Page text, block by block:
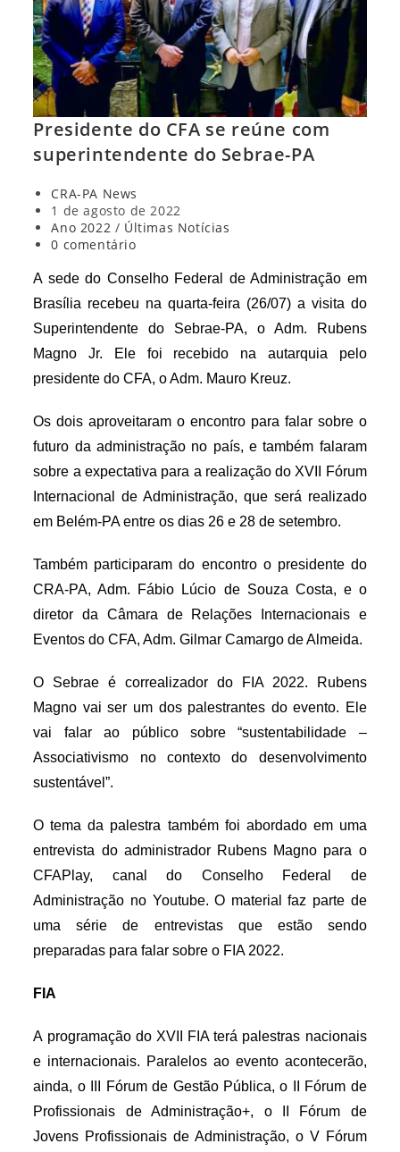
Presidente do CFA se reúne com
superintendente do Sebrae-PA
Autor
do
post:
CRA-PA News
Post
publicado:
1 de agosto de 2022
Categoria
do
Ano 2022 / Últimas Notícias
Comentários
post:
0 comentário
A sede do Conselho Federal de Administração em
Brasília recebeu na quarta-feira (26/07) a visita do
Superintendente do Sebrae-PA, o Adm. Rubens
Magno Jr. Ele foi recebido na autarquia pelo
presidente do CFA, o Adm. Mauro Kreuz.
Os dois aproveitaram o encontro para falar sobre o
futuro da administração no país, e também falaram
sobre a expectativa para a realização do XVII Fórum
Internacional de Administração, que será realizado
em Belém-PA entre os dias 26 e 28 de setembro.
Também participaram do encontro o presidente do
CRA-PA, Adm. Fábio Lúcio de Souza Costa, e o
diretor da Câmara de Relações Internacionais e
Eventos do CFA, Adm. Gilmar Camargo de Almeida.
O Sebrae é correalizador do FIA 2022. Rubens
Magno vai ser um dos palestrantes do evento. Ele
vai falar ao público sobre “sustentabilidade –
Associativismo no contexto do desenvolvimento
sustentável”.
O tema da palestra também foi abordado em uma
entrevista do administrador Rubens Magno para o
CFAPlay, canal do Conselho Federal de
Administração no Youtube. O material faz parte de
uma série de entrevistas que estão sendo
preparadas para falar sobre o FIA 2022.
FIA
A programação do XVII FIA terá palestras nacionais
e internacionais. Paralelos ao evento acontecerão,
ainda, o III Fórum de Gestão Pública, o II Fórum de
Profissionais de Administração+, o II Fórum de
Jovens Profissionais de Administração, o V Fórum